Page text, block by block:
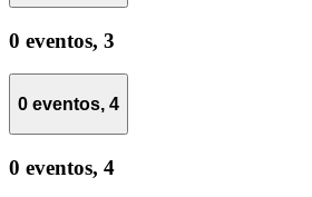
0 eventos, 3
0 eventos, 4
0 eventos, 4